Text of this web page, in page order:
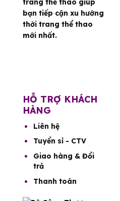
trang thể thao giúp
bạn tiếp cận xu hướng
thời trang thể thao
mới nhất.
HỖ TRỢ KHÁCH
HÀNG
Liên hệ
Tuyển sỉ - CTV
Giao hàng & Đổi
trả
Thanh toán